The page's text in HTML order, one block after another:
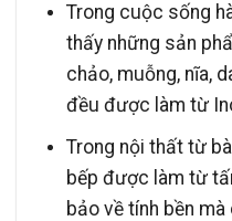
Trong cuộc sống
thấy những sản
chảo, muỗng, nĩa,
đều được làm từ
Trong nội thất từ
bếp được làm từ
bảo về tính bền